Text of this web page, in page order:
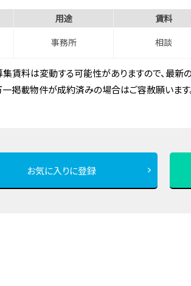
用途 賃料
事務所 相談
賃料は変動する可能性がありますので、最新
掲載物件が成約済みの場合はご容赦願います
お気に入りに登録